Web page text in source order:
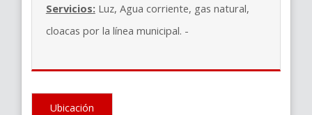
Servicios: Luz, Agua corriente, gas natural,
cloacas por la línea municipal. -
Ubicación